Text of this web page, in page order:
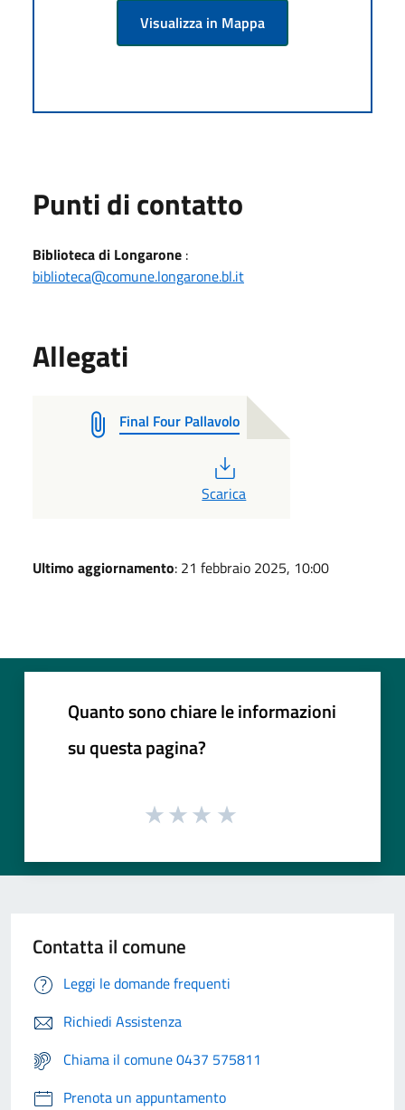
Visualizza in Mappa
Punti di contatto
Biblioteca di Longarone :
biblioteca@comune.longarone.bl.it
Allegati
Final Four Pallavolo
Scarica
Ultimo aggiornamento: 21 febbraio 2025, 10:00
Quanto sono chiare le informazioni
su questa pagina?
Contatta il comune
Leggi le domande frequenti
Richiedi Assistenza
Chiama il comune 0437 575811
Prenota un appuntamento